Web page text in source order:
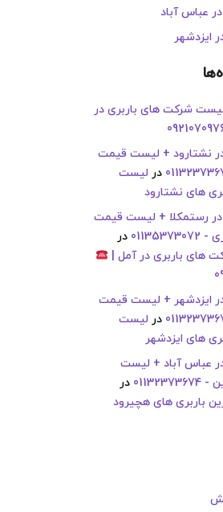
عباس آباد
ایزدشهر
شرکت های باربری در
در نشتارود + لیست قیمت
در لیست
های نشتارود
رستمکلا + لیست قیمت
در
های باربری در آمل |
در ایزدشهر + لیست قیمت
در لیست
های ایزدشهر
عباس آباد + لیست
در
باربری های هچیرود